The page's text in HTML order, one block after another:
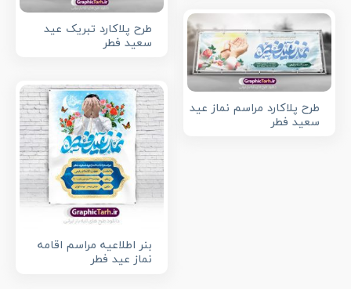
طرح پلاکارد تبریک عید
سعید فطر
طرح پلاکارد مراسم نماز عید
سعید فطر
بنر اطلاعیه مراسم اقامه
نماز عید فطر